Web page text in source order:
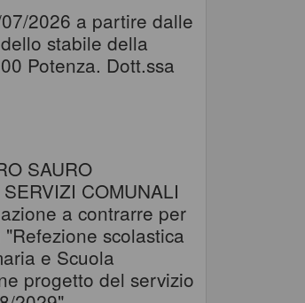
2026 a partire dalle
stabile della
Potenza. Dott.ssa
SAURO
COMUNALI
a contrarre per
scolastica
e Scuola
progetto del servizio